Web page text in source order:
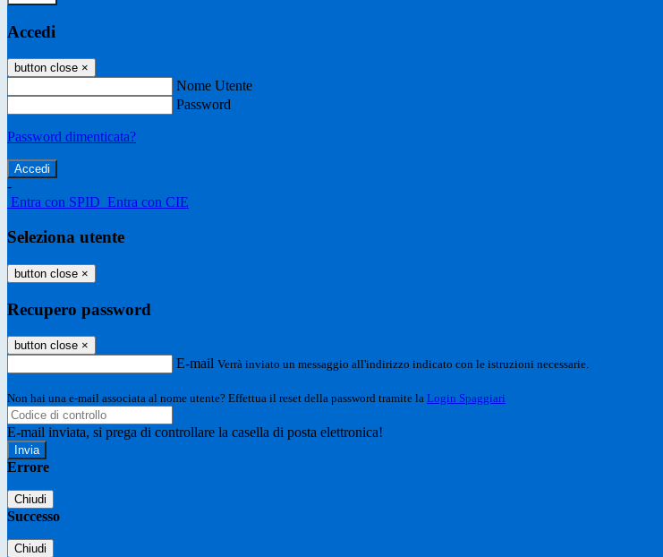
Accedi
button close ×
Nome Utente
Password
Password dimenticata?
-
Entra con SPID Entra con CIE
Seleziona utente
button close ×
Recupero password
button close ×
E-mail Verrà inviato un messaggio all'indirizzo indicato con le istruzioni necessarie.
Non hai una e-mail associata al nome utente? Effettua il reset della password tramite la Login Spaggiari
E-mail inviata, si prega di controllare la casella di posta elettronica!
Errore
Chiudi
Successo
Chiudi